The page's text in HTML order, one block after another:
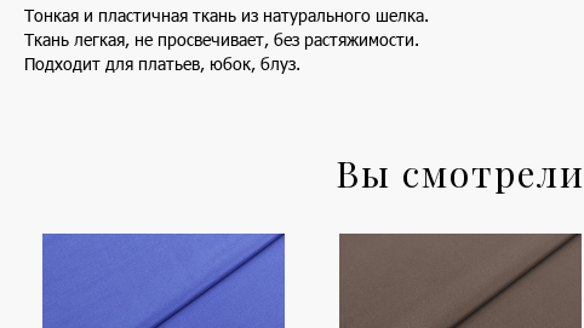
Тонкая и пластичная ткань из натурального шелка.
Ткань легкая, не просвечивает, без растяжимости.
Подходит для платьев, юбок, блуз.
Вы смотрели